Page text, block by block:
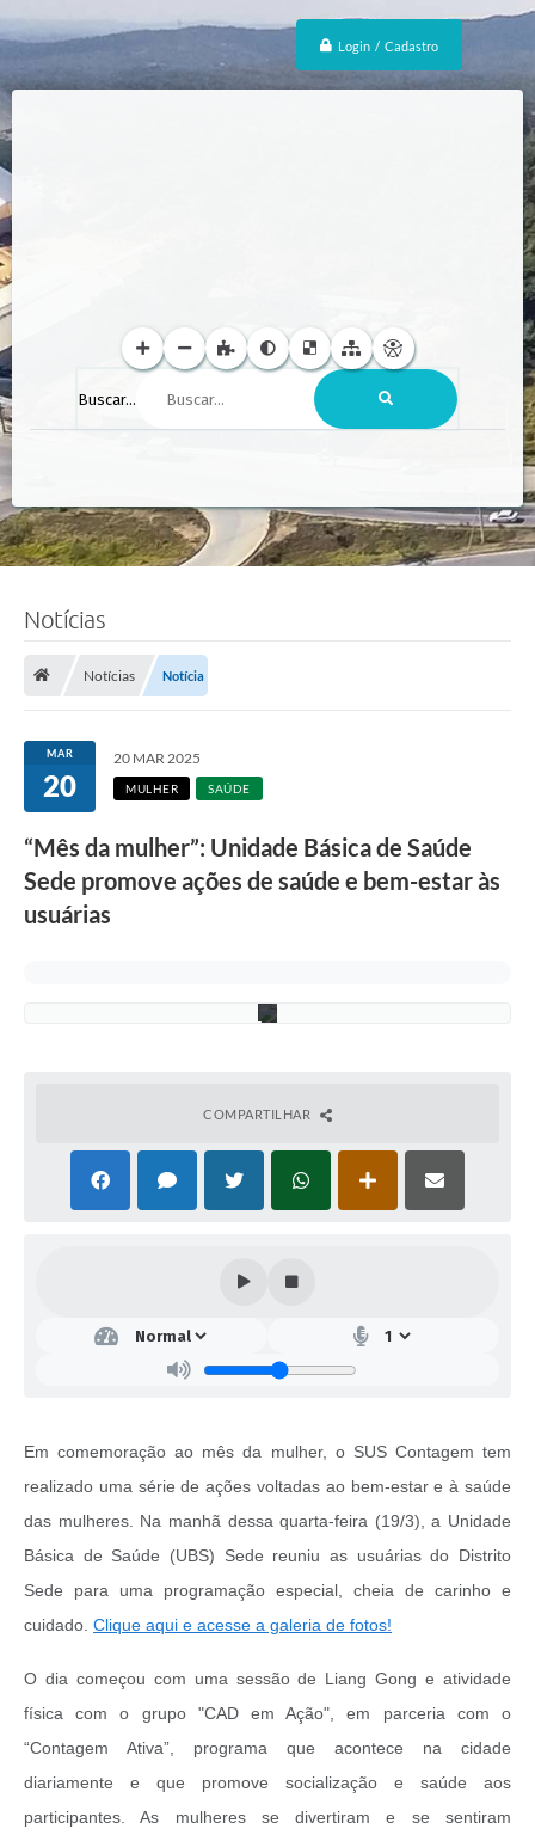
Login / Cadastro
Buscar...
Notícias
Notícias Notícia
MAR
20
20 MAR 2025
MULHER SAÚDE
“Mês da mulher”: Unidade Básica de Saúde
Sede promove ações de saúde e bem-estar às
usuárias
R
a
m
COMPARTILHAR
Em comemoração ao mês da mulher, o SUS Contagem tem
realizado uma série de ações voltadas ao bem-estar e à saúde
das mulheres. Na manhã dessa quarta-feira (19/3), a Unidade
Básica de Saúde (UBS) Sede reuniu as usuárias do Distrito
Sede para uma programação especial, cheia de carinho e
cuidado. Clique aqui e acesse a galeria de fotos!
O dia começou com uma sessão de Liang Gong e atividade
física com o grupo "CAD em Ação", em parceria com o
“Contagem Ativa”, programa que acontece na cidade
diariamente e que promove socialização e saúde aos
participantes. As mulheres se divertiram e se sentiram